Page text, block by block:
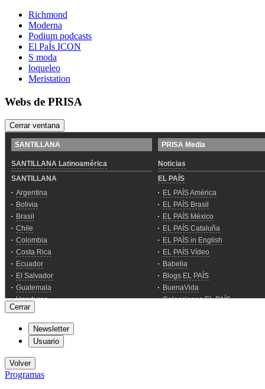
Richmond
Moderna
Podium podcasts
El PaÍs ICON
S moda
loqueleo
Meristation
Webs de PRISA
Cerrar ventana
Cerrar
Newsletter
Usuario
Volver
Programas